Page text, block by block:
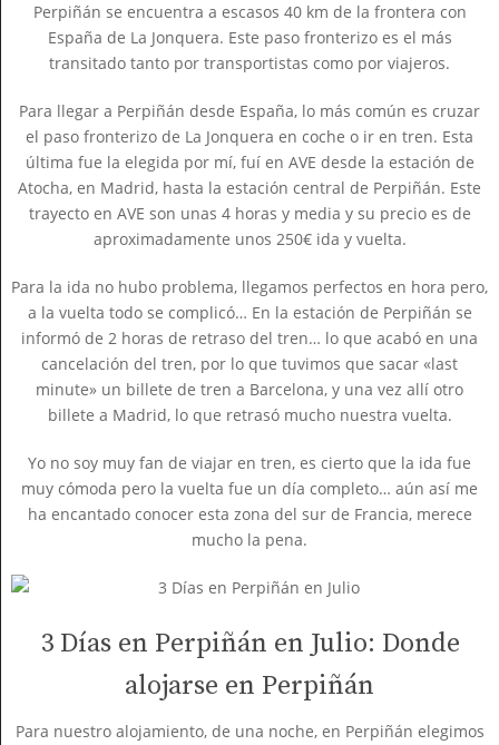
Perpiñán se encuentra a escasos 40 km de la frontera con
España de La Jonquera. Este paso fronterizo es el más
transitado tanto por transportistas como por viajeros.
Para llegar a Perpiñán desde España, lo más común es cruzar
el paso fronterizo de La Jonquera en coche o ir en tren. Esta
última fue la elegida por mí, fuí en AVE desde la estación de
Atocha, en Madrid, hasta la estación central de Perpiñán. Este
trayecto en AVE son unas 4 horas y media y su precio es de
aproximadamente unos 250€ ida y vuelta.
Para la ida no hubo problema, llegamos perfectos en hora pero,
a la vuelta todo se complicó… En la estación de Perpiñán se
informó de 2 horas de retraso del tren… lo que acabó en una
cancelación del tren, por lo que tuvimos que sacar «last
minute» un billete de tren a Barcelona, y una vez allí otro
billete a Madrid, lo que retrasó mucho nuestra vuelta.
Yo no soy muy fan de viajar en tren, es cierto que la ida fue
muy cómoda pero la vuelta fue un día completo… aún así me
ha encantado conocer esta zona del sur de Francia, merece
mucho la pena.
3 Días en Perpiñán en Julio: Donde
alojarse en Perpiñán
Para nuestro alojamiento, de una noche, en Perpiñán elegimos